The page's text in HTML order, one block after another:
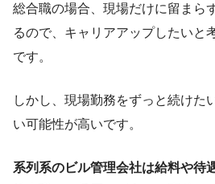
総合職の場合、現場だけに留まら
るので、キャリアアップしたいと
です。
しかし、現場勤務をずっと続けた
い可能性が高いです。
系列系のビル管理会社は給料や待